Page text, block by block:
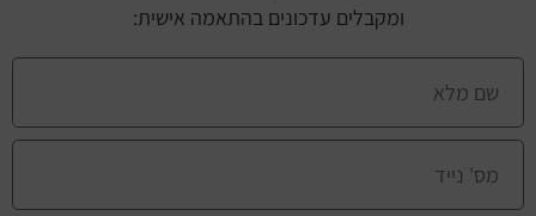
ומקבלים עדכונים בהתאמה אישית: